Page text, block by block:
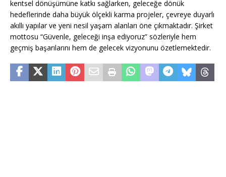
kentsel dönüşümüne katkı sağlarken, geleceğe dönük
hedeflerinde daha büyük ölçekli karma projeler, çevreye duyarlı
akıllı yapılar ve yeni nesil yaşam alanları öne çıkmaktadır. Şirket
mottosu “Güvenle, geleceği inşa ediyoruz” sözleriyle hem
geçmiş başarılarını hem de gelecek vizyonunu özetlemektedir.